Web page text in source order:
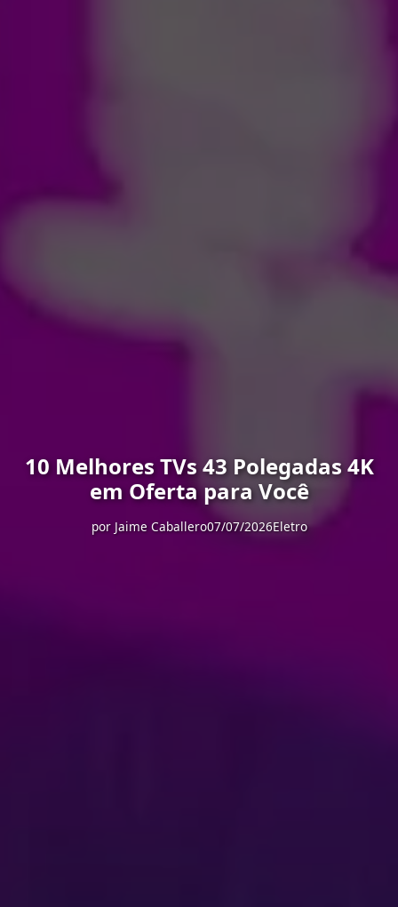
10 Melhores TVs 43 Polegadas 4K
em Oferta para Você
por Jaime Caballero07/07/2026Eletro